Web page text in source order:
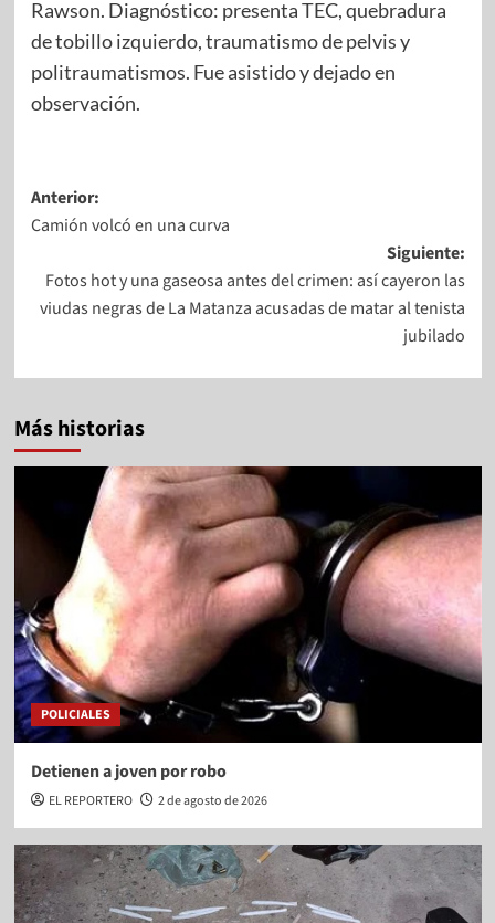
Rawson. Diagnóstico: presenta TEC, quebradura
de tobillo izquierdo, traumatismo de pelvis y
politraumatismos. Fue asistido y dejado en
observación.
Anterior:
Camión volcó en una curva
Siguiente:
Fotos hot y una gaseosa antes del crimen: así cayeron las
viudas negras de La Matanza acusadas de matar al tenista
jubilado
Más historias
POLICIALES
Detienen a joven por robo
EL REPORTERO 2 de agosto de 2026